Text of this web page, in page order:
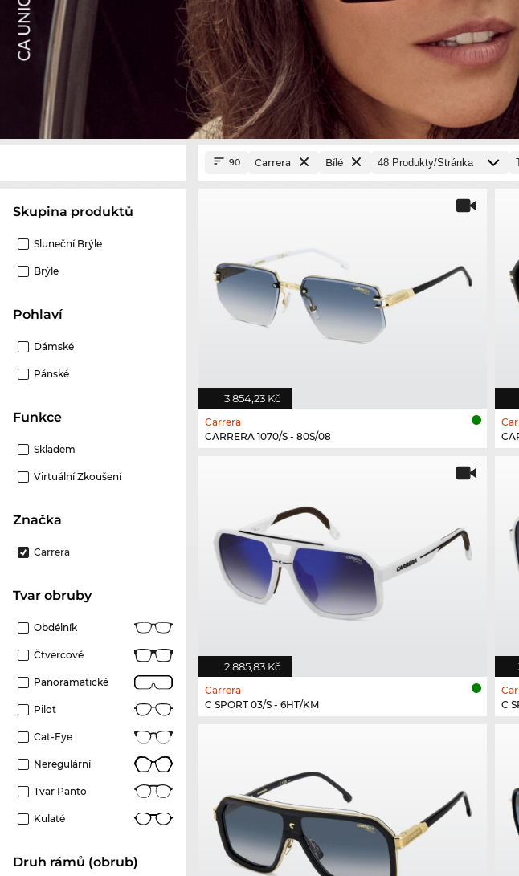
Skupina produktů
Sluneční Brýle
Brýle
Pohlaví
Dámské
Pánské
Funkce
Skladem
Virtuální Zkoušení
Značka
Carrera
Tvar obruby
Obdélník
Čtvercové
Panoramatické
Pilot
Cat-Eye
Neregulární
Tvar Panto
Kulaté
Druh rámů (obrub)
90 Carrera Bílé
3 854,23 Kč
Carrera
CARRERA 1070/S - 80S/08
2 885,83 Kč
Carrera
C SPORT 03/S - 6HT/KM
C